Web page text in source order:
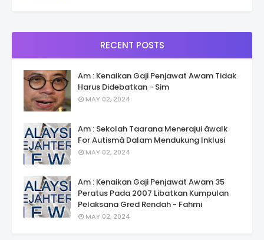
RECENT POSTS
Am : Kenaikan Gaji Penjawat Awam Tidak
Harus Didebatkan - Sim
MAY 02, 2024
Am : Sekolah Taarana Menerajui âwalk
For Autismâ Dalam Mendukung Inklusi
MAY 02, 2024
Am : Kenaikan Gaji Penjawat Awam 35
Peratus Pada 2007 Libatkan Kumpulan
Pelaksana Gred Rendah - Fahmi
MAY 02, 2024